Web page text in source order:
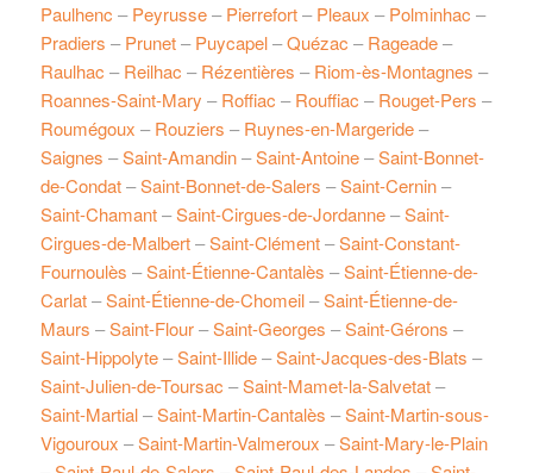
Paulhenc –Peyrusse–Pierrefort–Pleaux –Polminhac –
Pradiers –Prunet–Puycapel–Quézac –Rageade–
Raulhac –Reilhac –Rézentières –Riom-ès-Montagnes –
Roannes-Saint-Mary –Roffiac –Rouffiac –Rouget-Pers –
Roumégoux –Rouziers –Ruynes-en-Margeride–
Saignes –Saint-Amandin–Saint-Antoine–Saint-Bonnet-
de-Condat–Saint-Bonnet-de-Salers –Saint-Cernin–
Saint-Chamant–Saint-Cirgues-de-Jordanne–Saint-
Cirgues-de-Malbert–Saint-Clément–Saint-Constant-
Fournoulès –Saint-Étienne-Cantalès –Saint-Étienne-de-
Carlat–Saint-Étienne-de-Chomeil–Saint-Étienne-de-
Maurs –Saint-Flour–Saint-Georges –Saint-Gérons –
Saint-Hippolyte–Saint-Illide–Saint-Jacques-des-Blats –
Saint-Julien-de-Toursac –Saint-Mamet-la-Salvetat–
Saint-Martial–Saint-Martin-Cantalès –Saint-Martin-sous-
Vigouroux –Saint-Martin-Valmeroux –Saint-Mary-le-Plain